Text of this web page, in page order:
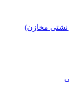
مخازن)